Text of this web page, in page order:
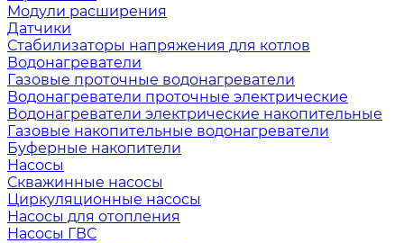
Модули расширения
Датчики
Стабилизаторы напряжения для котлов
Водонагреватели
Газовые проточные водонагреватели
Водонагреватели проточные электрические
Водонагреватели электрические накопительные
Газовые накопительные водонагреватели
Буферные накопители
Насосы
Скважинные насосы
Циркуляционные насосы
Насосы для отопления
Насосы ГВС